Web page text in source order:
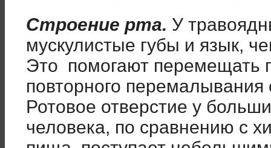
Строение рта. У
мускулистые губы и язык,
Это помогают перемещать
повторного
Ротовое отверстие у
человека, по сравнению с